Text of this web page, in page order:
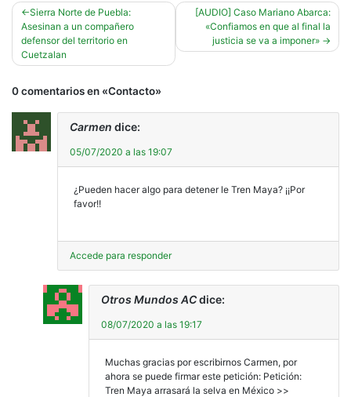
Navegación
de
entradas
Sierra Norte de Puebla:
Asesinan a un compañero
defensor del territorio en
Cuetzalan
[AUDIO] Caso Mariano Abarca:
«Confiamos en que al final la
justicia se va a imponer»
0 comentarios en «Contacto»
Carmen dice:
05/07/2020 a las 19:07
¿Pueden hacer algo para detener le Tren Maya? ¡¡Por
favor!!
Accede para responder
Otros Mundos AC dice:
08/07/2020 a las 19:17
Muchas gracias por escribirnos Carmen, por
ahora se puede firmar este petición: Petición:
Tren Maya arrasará la selva en México >>